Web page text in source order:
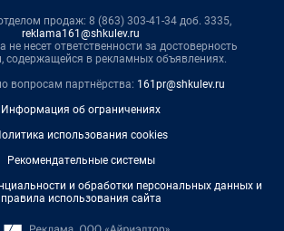
продаж: 8 (863) 303-41-34 доб. 3335,
reklama161@shkulev.ru
не несет ответственности за достоверность
содержащейся в рекламных объявлениях.
вопросам партнёрства: 161pr@shkulev.ru
Информация об ограничениях
использования cookies
Рекомендательные системы
и обработки персональных данных и
правила использования сайта